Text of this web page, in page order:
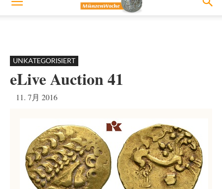
UNKATEGORISIERT
eLive Auction 41
11. 7月 2016